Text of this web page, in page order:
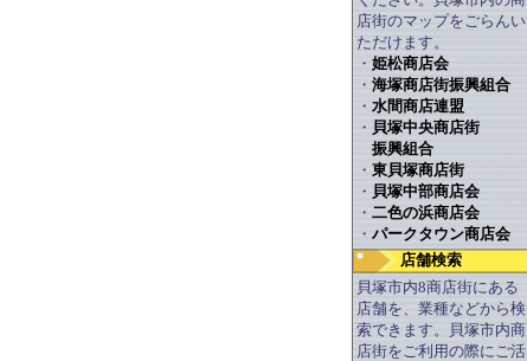
店街のマップをごらんい
ただけます。
・ 姫松商店会
・ 海塚商店街振興組合
・ 水間商店連盟
・ 貝塚中央商店街
振興組合
・ 東貝塚商店街
・ 貝塚中部商店会
・ 二色の浜商店会
・ パークタウン商店会
店舗検索
貝塚市内8商店街にある
店舗を、業種などから検
索できます。貝塚市内商
店街をご利用の際にご活